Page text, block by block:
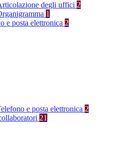
degli uffici 2
1
e posta elettronica 2
e posta elettronica 2
21